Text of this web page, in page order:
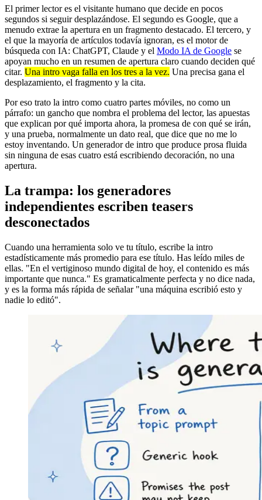
El primer lector es el visitante humano que decide en pocos
segundos si seguir desplazándose. El segundo es Google, que a
menudo extrae la apertura en un fragmento destacado. El tercero, y
el que la mayoría de artículos todavía ignoran, es el motor de
búsqueda con IA: ChatGPT, Claude y el Modo IA de Google se
apoyan mucho en un resumen de apertura claro cuando deciden qué
citar. Una intro vaga falla en los tres a la vez. Una precisa gana el
desplazamiento, el fragmento y la cita.
Por eso trato la intro como cuatro partes móviles, no como un
párrafo: un gancho que nombra el problema del lector, las apuestas
que explican por qué importa ahora, la promesa de con qué se irán,
y una prueba, normalmente un dato real, que dice que no me lo
estoy inventando. Un generador de intro que produce prosa fluida
sin ninguna de esas cuatro está escribiendo decoración, no una
apertura.
La trampa: los generadores
independientes escriben teasers
desconectados
Cuando una herramienta solo ve tu título, escribe la intro
estadísticamente más promedio para ese título. Has leído miles de
ellas. "En el vertiginoso mundo digital de hoy, el contenido es más
importante que nunca." Es gramaticalmente perfecta y no dice nada,
y es la forma más rápida de señalar "una máquina escribió esto y
nadie lo editó".